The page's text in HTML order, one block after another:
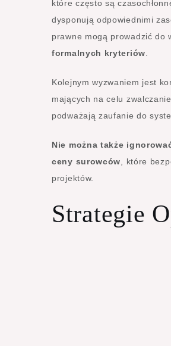
które często są
dysponują odpowiednimi
prawne mogą prowadzić do
formalnych kryteriów
Kolejnym wyzwaniem jest
mających na celu
podważają zaufanie do
Nie można także
ceny surowców , które
projektów.
Strategie